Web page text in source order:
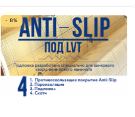
- 8%